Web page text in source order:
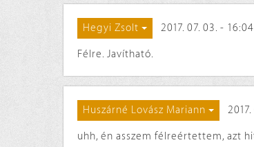
Hegyi Zsolt 2017. 07. 03. - 16:04
Félre. Javítható.
Huszárné Lovász Mariann
uhh, én asszem félreértettem, azt